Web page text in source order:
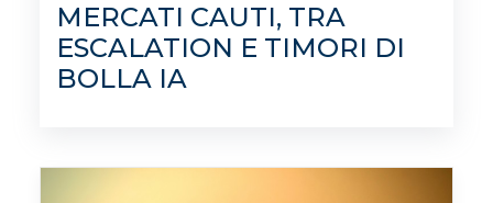
MERCATI CAUTI, TRA
ESCALATION E TIMORI DI
BOLLA IA